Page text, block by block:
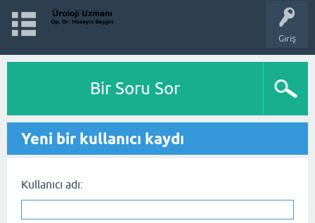
Giriş
Bir Soru Sor
Yeni bir kullanıcı kaydı
Kullanıcı adı: